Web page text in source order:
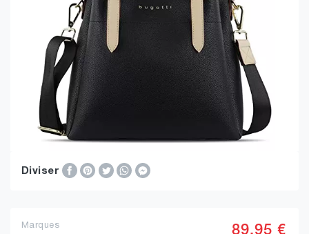
Diviser
Marques 89.95 €